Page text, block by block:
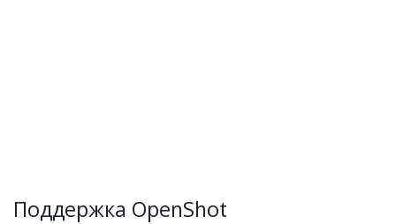
Поддержка OpenShot